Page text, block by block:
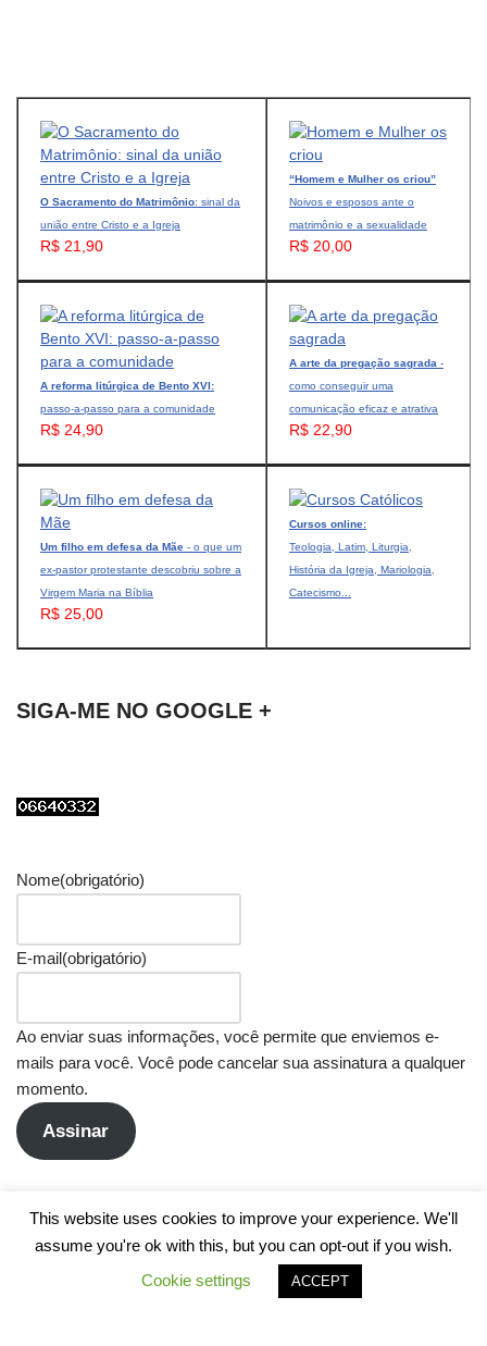
O Sacramento do Matrimônio: sinal da
união entre Cristo e a Igreja
R$ 21,90
“Homem e Mulher os criou”
Noivos e esposos ante o
matrimônio e a sexualidade
R$ 20,00
A reforma litúrgica de Bento XVI:
passo-a-passo para a comunidade
R$ 24,90
A arte da pregação sagrada -
como conseguir uma
comunicação eficaz e atrativa
R$ 22,90
Um filho em defesa da Mãe - o que um
ex-pastor protestante descobriu sobre a
Virgem Maria na Bíblia
R$ 25,00
Cursos online:
Teologia, Latim, Liturgia,
História da Igreja, Mariologia,
Catecismo...
SIGA-ME NO GOOGLE +
Nome(obrigatório)
E-mail(obrigatório)
Ao enviar suas informações, você permite que enviemos e-
mails para você. Você pode cancelar sua assinatura a qualquer
momento.
Assinar
This website uses cookies to improve your experience. We'll
assume you're ok with this, but you can opt-out if you wish.
Cookie settings
ACCEPT